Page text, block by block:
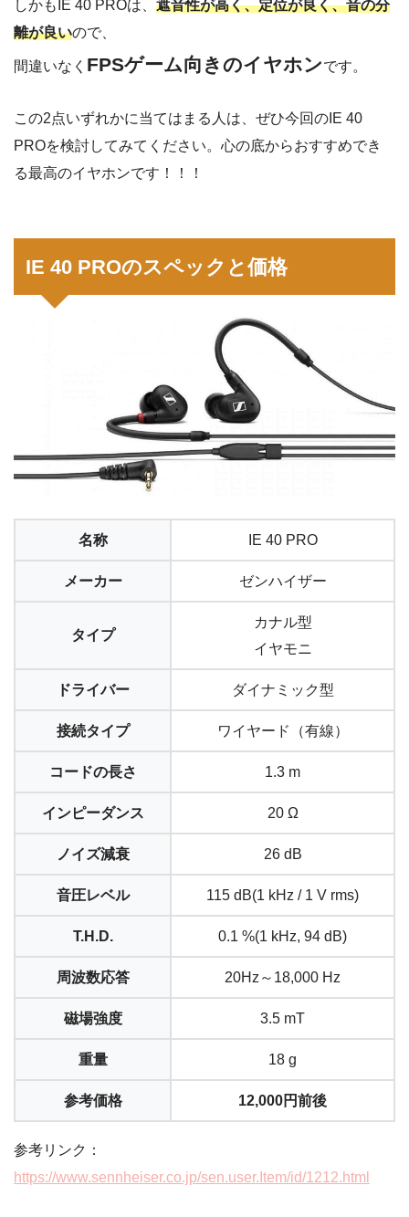
しかもIE 40 PROは、 遮音性が高く、定位が良く、音の分
離が良いので、
間違いなく FPSゲーム向きのイヤホンです。
この2点いずれかに当てはまる人は、ぜひ今回のIE 40
PROを検討してみてください。心の底からおすすめでき
る最高のイヤホンです！！！
IE 40 PROのスペックと価格
名称 IE 40 PRO
メーカー ゼンハイザー
タイプ
カナル型
イヤモニ
ドライバー ダイナミック型
接続タイプ ワイヤード（有線）
コードの長さ 1.3 m
インピーダンス 20 Ω
ノイズ減衰 26 dB
音圧レベル 115 dB(1 kHz / 1 V rms)
T.H.D. 0.1 %(1 kHz, 94 dB)
周波数応答 20Hz～18,000 Hz
磁場強度 3.5 mT
重量 18 g
参考価格 12,000円前後
参考リンク：
https://www.sennheiser.co.jp/sen.user.Item/id/1212.html